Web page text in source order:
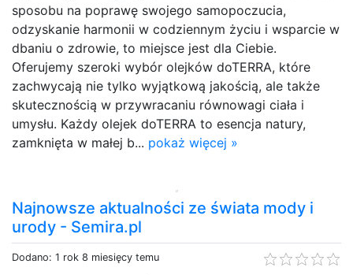
sposobu na poprawę swojego samopoczucia,
odzyskanie harmonii w codziennym życiu i wsparcie w
dbaniu o zdrowie, to miejsce jest dla Ciebie.
Oferujemy szeroki wybór olejków doTERRA, które
zachwycają nie tylko wyjątkową jakością, ale także
skutecznością w przywracaniu równowagi ciała i
umysłu. Każdy olejek doTERRA to esencja natury,
zamknięta w małej b... pokaż więcej »
Najnowsze aktualności ze świata mody i
urody - Semira.pl
Dodano: 1 rok 8 miesięcy temu